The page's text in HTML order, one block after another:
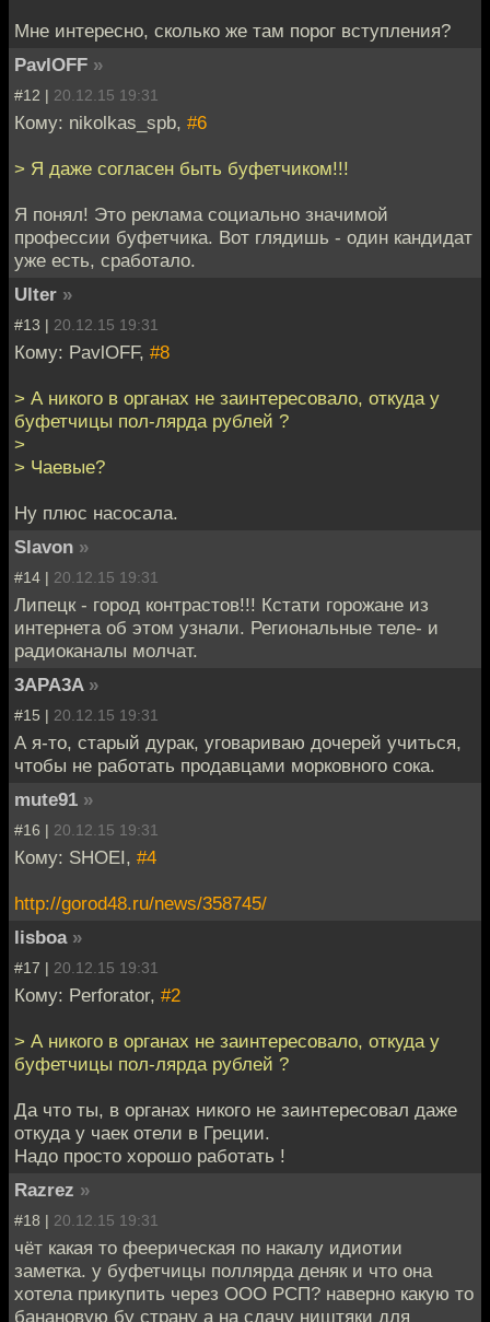
Мне интересно, сколько же там порог вступления?
PavlOFF »
#12 | 20.12.15 19:31
Кому: nikolkas_spb, #6
> Я даже согласен быть буфетчиком!!!
Я понял! Это реклама социально значимой
профессии буфетчика. Вот глядишь - один кандидат
уже есть, сработало.
Ulter »
#13 | 20.12.15 19:31
Кому: PavlOFF, #8
> А никого в органах не заинтересовало, откуда у
буфетчицы пол-лярда рублей ?
>
> Чаевые?
Ну плюс насосала.
Slavon »
#14 | 20.12.15 19:31
Липецк - город контрастов!!! Кстати горожане из
интернета об этом узнали. Региональные теле- и
радиоканалы молчат.
3APA3A »
#15 | 20.12.15 19:31
А я-то, старый дурак, уговариваю дочерей учиться,
чтобы не работать продавцами морковного сока.
mute91 »
#16 | 20.12.15 19:31
Кому: SHOEI, #4
http://gorod48.ru/news/358745/
lisboa »
#17 | 20.12.15 19:31
Кому: Perforator, #2
> А никого в органах не заинтересовало, откуда у
буфетчицы пол-лярда рублей ?
Да что ты, в органах никого не заинтересовал даже
откуда у чаек отели в Греции.
Надо просто хорошо работать !
Razrez »
#18 | 20.12.15 19:31
чёт какая то феерическая по накалу идиотии
заметка. у буфетчицы поллярда деняк и что она
хотела прикупить через ООО РСП? наверно какую то
банановую бу страну а на сдачу ништяки для